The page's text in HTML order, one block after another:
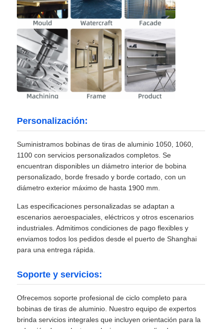
Personalización:
Suministramos bobinas de tiras de aluminio 1050, 1060,
1100 con servicios personalizados completos. Se
encuentran disponibles un diámetro interior de bobina
personalizado, borde fresado y borde cortado, con un
diámetro exterior máximo de hasta 1900 mm.
Las especificaciones personalizadas se adaptan a
escenarios aeroespaciales, eléctricos y otros escenarios
industriales. Admitimos condiciones de pago flexibles y
enviamos todos los pedidos desde el puerto de Shanghai
para una entrega rápida.
Soporte y servicios:
Ofrecemos soporte profesional de ciclo completo para
bobinas de tiras de aluminio. Nuestro equipo de expertos
brinda servicios integrales que incluyen orientación para la